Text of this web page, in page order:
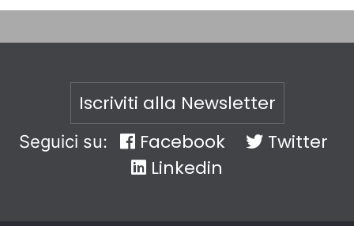
Iscriviti alla Newsletter
Seguici su: Facebook
Twitter
Linkedin